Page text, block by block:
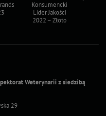
Weterynarii z siedzibą
29
Konsumencki
Lider Jakości
2022 – Złoto